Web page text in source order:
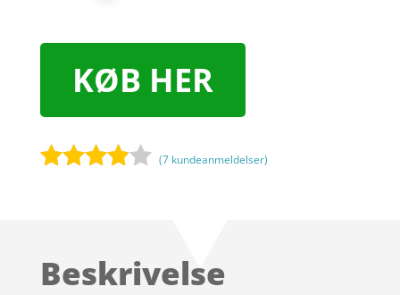
KØB HER
på
(7 kundeanmeldelser)
Beskrivelse